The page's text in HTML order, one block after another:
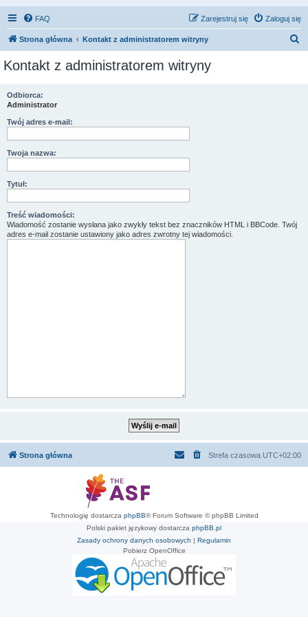
FAQ Zaloguj się
Zarejestruj się
Strona główna Kontakt z administratorem witryny
Kontakt z administratorem witryny
Odbiorca:
Administrator
Twój adres e-mail:
Twoja nazwa:
Tytuł:
Treść wiadomości:
Wiadomość zostanie wysłana jako zwykły tekst bez znaczników HTML i BBCode. Twój
adres e-mail zostanie ustawiony jako adres zwrotny tej wiadomości.
Strona główna Strefa czasowa UTC+02:00
Technologię dostarcza phpBB® Forum Software © phpBB Limited
Polski pakiet językowy dostarcza phpBB.pl
Zasady ochrony danych osobowych | Regulamin
Pobierz OpenOffice